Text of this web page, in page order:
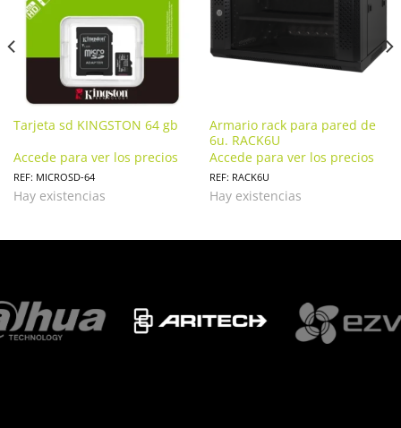
Tarjeta sd KINGSTON 64 gb
Accede para ver los precios
REF: MICROSD-64
Hay existencias
Armario rack para pared de
6u. RACK6U
Accede para ver los precios
REF: RACK6U
Hay existencias